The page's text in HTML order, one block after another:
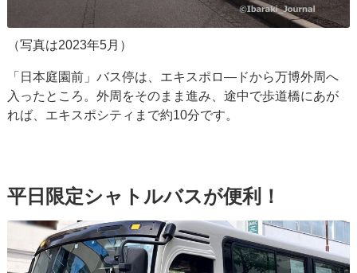
（写真は2023年5月）
「日本庭園前」バス停は、エキスポロ―ドから万博外周へ
入ったところ。外周をそのまま進み、途中で歩道橋にあが
れば、エキスポシティまで約10分です。
平日限定シャトルバスが便利！